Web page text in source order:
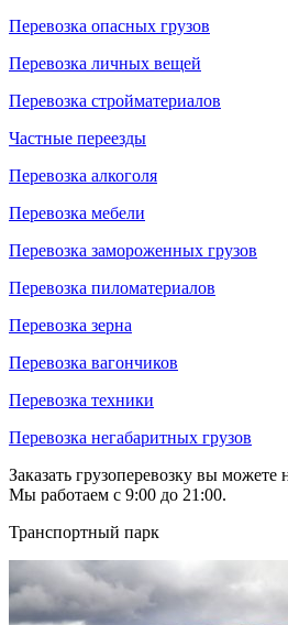
Перевозка опасных грузов
Перевозка личных вещей
Перевозка стройматериалов
Частные переезды
Перевозка алкоголя
Перевозка мебели
Перевозка замороженных грузов
Перевозка пиломатериалов
Перевозка зерна
Перевозка вагончиков
Перевозка техники
Перевозка негабаритных грузов
Заказать грузоперевозку вы можете
Мы работаем с 9:00 до 21:00.
Транспортный парк